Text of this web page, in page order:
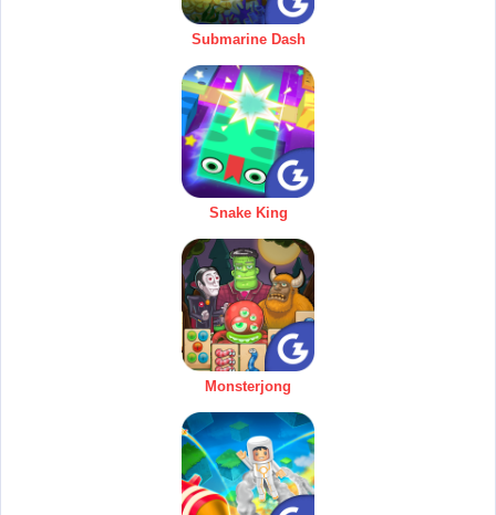
Submarine Dash
Snake King
Monsterjong